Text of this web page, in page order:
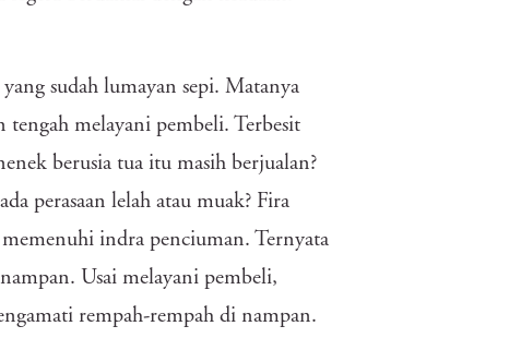
sudah lumayan sepi. Matanya
tengah melayani pembeli. Terbesit
berusia tua itu masih berjualan?
perasaan lelah atau muak? Fira
indra penciuman. Ternyata
Usai melayani pembeli,
rempah-rempah di nampan.